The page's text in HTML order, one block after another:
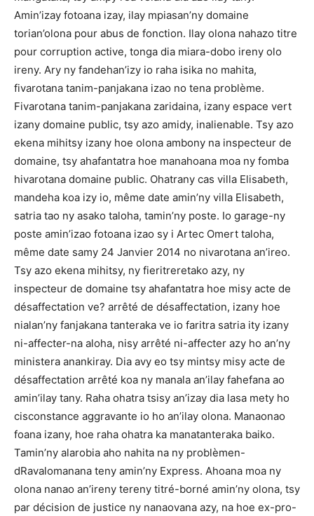
Amin’izay fotoana izay, ilay mpiasan’ny domaine
torian’olona pour abus de fonction. Ilay olona nahazo titre
pour corruption active, tonga dia miara-dobo ireny olo
ireny. Ary ny fandehan’izy io raha isika no mahita,
fivarotana tanim-panjakana izao no tena problème.
Fivarotana tanim-panjakana zaridaina, izany espace vert
izany domaine public, tsy azo amidy, inalienable. Tsy azo
ekena mihitsy izany hoe olona ambony na inspecteur de
domaine, tsy ahafantatra hoe manahoana moa ny fomba
hivarotana domaine public. Ohatrany cas villa Elisabeth,
mandeha koa izy io, même date amin’ny villa Elisabeth,
satria tao ny asako taloha, tamin’ny poste. Io garage-ny
poste amin’izao fotoana izao sy i Artec Omert taloha,
même date samy 24 Janvier 2014 no nivarotana an’ireo.
Tsy azo ekena mihitsy, ny fieritreretako azy, ny
inspecteur de domaine tsy ahafantatra hoe misy acte de
désaffectation ve? arrêté de désaffectation, izany hoe
nialan’ny fanjakana tanteraka ve io faritra satria ity izany
ni-affecter-na aloha, nisy arrêté ni-affecter azy ho an’ny
ministera anankiray. Dia avy eo tsy mintsy misy acte de
désaffectation arrêté koa ny manala an’ilay fahefana ao
amin’ilay tany. Raha ohatra tsisy an’izay dia lasa mety ho
cisconstance aggravante io ho an’ilay olona. Manaonao
foana izany, hoe raha ohatra ka manatanteraka baiko.
Tamin’ny alarobia aho nahita na ny problèmen-
dRavalomanana teny amin’ny Express. Ahoana moa ny
olona nanao an’ireny tereny titré-borné amin’ny olona, tsy
par décision de justice ny nanaovana azy, na hoe ex-pro-